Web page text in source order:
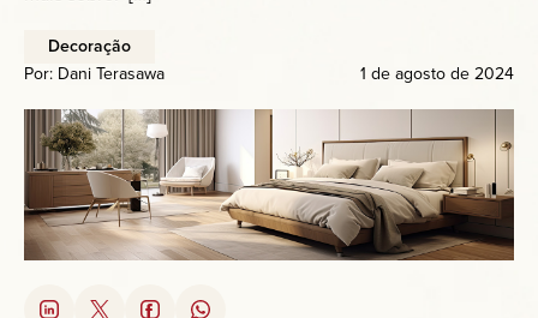
Decoração
Por: Dani Terasawa 1 de agosto de 2024